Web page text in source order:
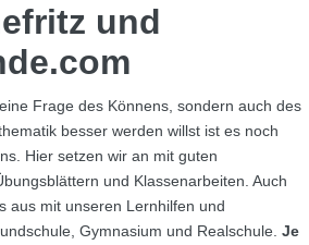
und
Frage des Könnens, sondern auch des
besser werden willst ist es noch
Hier setzen wir an mit guten
und Klassenarbeiten. Auch
aus mit unseren Lernhilfen und
Gymnasium und Realschule. Je